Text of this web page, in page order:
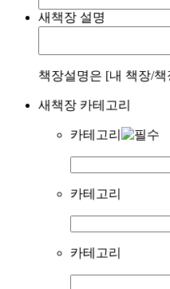
새책장 설명
책장설명은 [내 책장/
새책장 카테고리
카테고리
카테고리
카테고리